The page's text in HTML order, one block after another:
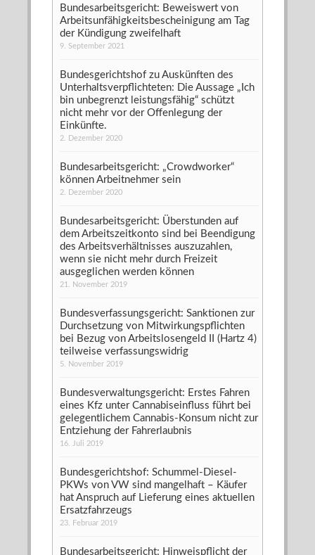
Bundesarbeitsgericht: Beweiswert von
Arbeitsunfähigkeitsbescheinigung am Tag
der Kündigung zweifelhaft
9. September 2021
Bundesgerichtshof zu Auskünften des
Unterhaltsverpflichteten: Die Aussage „Ich
bin unbegrenzt leistungsfähig“ schützt
nicht mehr vor der Offenlegung der
Einkünfte.
2. Dezember 2020
Bundesarbeitsgericht: „Crowdworker“
können Arbeitnehmer sein
2. Dezember 2020
Bundesarbeitsgericht: Überstunden auf
dem Arbeitszeitkonto sind bei Beendigung
des Arbeitsverhältnisses auszuzahlen,
wenn sie nicht mehr durch Freizeit
ausgeglichen werden können
21. November 2019
Bundesverfassungsgericht: Sanktionen zur
Durchsetzung von Mitwirkungspflichten
bei Bezug von Arbeitslosengeld II (Hartz 4)
teilweise verfassungswidrig
5. November 2019
Bundesverwaltungsgericht: Erstes Fahren
eines Kfz unter Cannabiseinfluss führt bei
gelegentlichem Cannabis-Konsum nicht zur
Entziehung der Fahrerlaubnis
16. Juli 2019
Bundesgerichtshof: Schummel-Diesel-
PKWs von VW sind mangelhaft – Käufer
hat Anspruch auf Lieferung eines aktuellen
Ersatzfahrzeugs
23. Februar 2019
Bundesarbeitsgericht: Hinweispflicht der